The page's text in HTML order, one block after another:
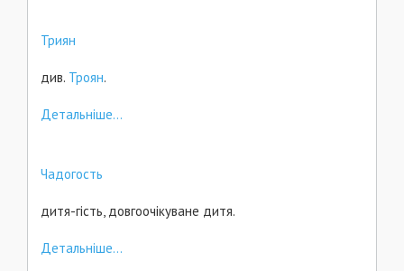
Триян
див. Троян.
Детальніше...
Чадогость
дитя-гість, довгоочікуване дитя.
Детальніше...